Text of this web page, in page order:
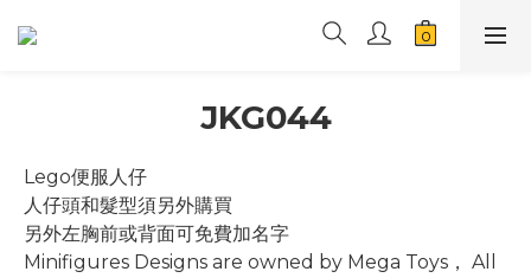
JKG044
Lego便服人仔
人仔頭和髮型須另外購買
另外左胸前或背面可免費加名字
Minifigures Designs are owned by Mega Toys， All